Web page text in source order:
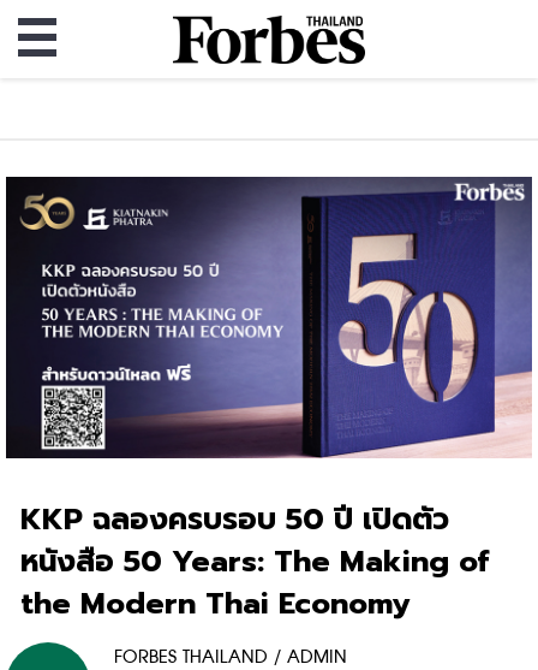
KKP ฉลองครบรอบ 50 ปี เปิดตัว
หนังสือ 50 Years: The Making of
the Modern Thai Economy
FORBES THAILAND / ADMIN